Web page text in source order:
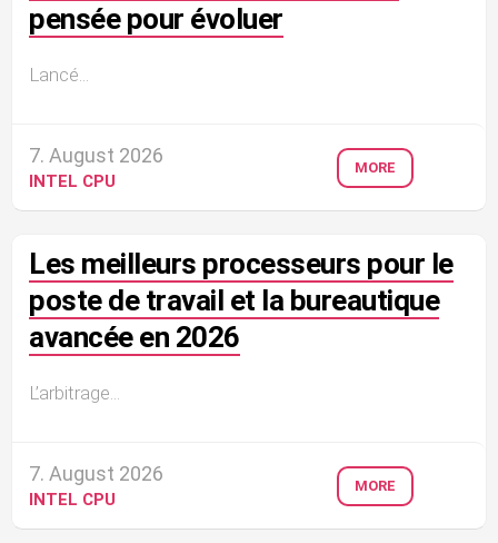
pensée pour évoluer
Lancé...
7. August 2026
INTEL CPU
MORE
Les meilleurs processeurs pour le
poste de travail et la bureautique
avancée en 2026
L’arbitrage...
7. August 2026
INTEL CPU
MORE